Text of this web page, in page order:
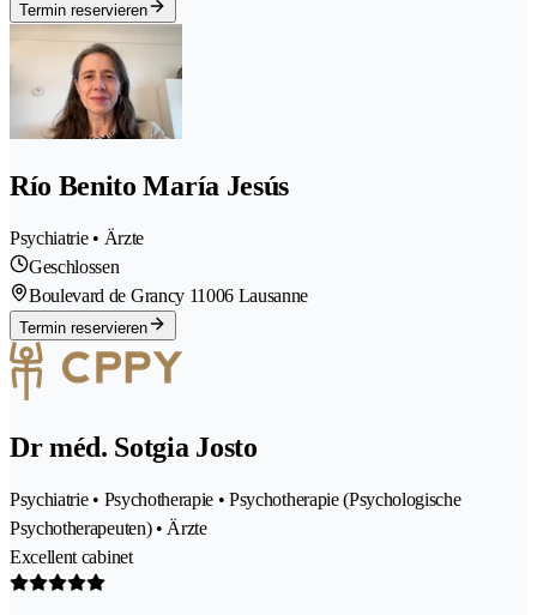
Termin reservieren
Río Benito María Jesús
Psychiatrie • Ärzte
Geschlossen
Boulevard de Grancy 11006 Lausanne
Termin reservieren
Dr méd. Sotgia Josto
Psychiatrie • Psychotherapie • Psychotherapie (Psychologische
Psychotherapeuten) • Ärzte
Excellent cabinet